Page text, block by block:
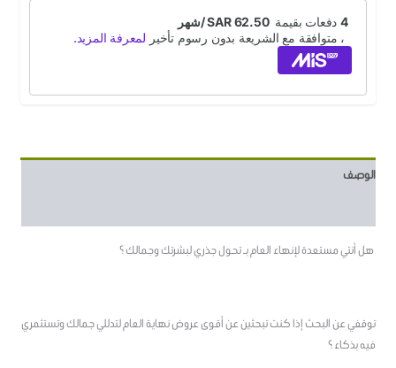
الوصف
هل أنتي مستعدة لإنهاء العام بـ تحول جذري لبشرتك وجمالك ؟
توقفي عن البحث إذا كنت تبحثين عن أقوى عروض نهاية العام لتدللي جمالك وتستثمري
فيه بذكاء ؟